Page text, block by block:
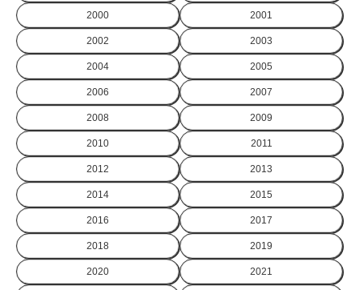
2000 2001
2002 2003
2004 2005
2006 2007
2008 2009
2010 2011
2012 2013
2014 2015
2016 2017
2018 2019
2020 2021